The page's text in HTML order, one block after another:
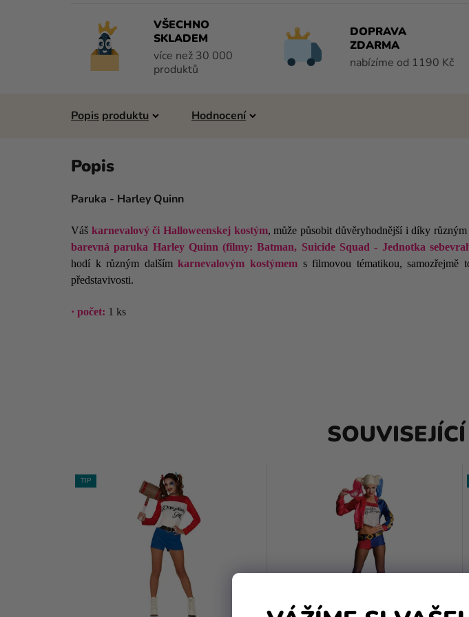
VŠECHNO
SKLADEM
více než 30 000
produktů
DOPRAVA
ZDARMA
nabízíme od 1190 Kč
Popis Hodnocení
Paruka - Harley Quinn
Váš karnevalový či Halloweenskej kostým, může působit důvěryhodnější i díky
barevná paruka Harley Quinn (filmy: Batman, Suicide Squad - Jednotka
hodí k různým dalšímkarnevalovým kostýmems filmovou tématikou, samozřejmě
představivosti.
· počet: 1 ks
TIP